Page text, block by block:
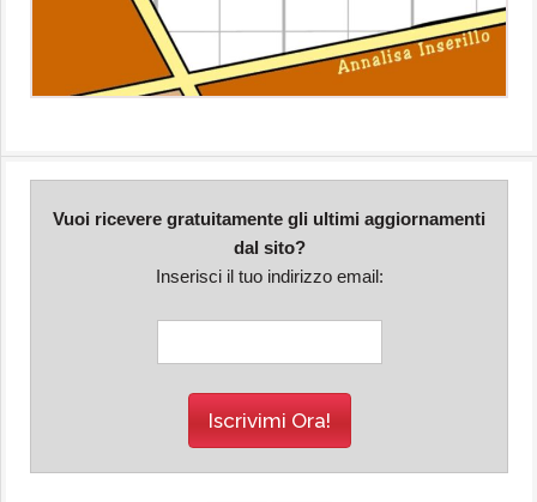
Vuoi ricevere gratuitamente gli ultimi aggiornamenti
dal sito?
Inserisci il tuo indirizzo email: